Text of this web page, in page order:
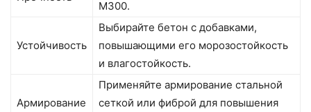
М300.
Устойчивость
Выбирайте бетон с добавками,
повышающими его морозостойкость
и влагостойкость.
Армирование
Применяйте армирование стальной
сеткой или фиброй для повышения